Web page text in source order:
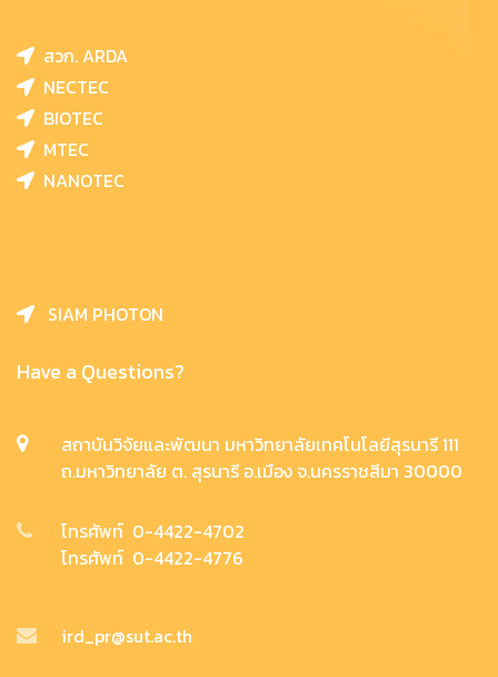
สวก. ARDA
NECTEC
BIOTEC
MTEC
NANOTEC
SIAM PHOTON
Have a Questions?
สถาบันวิจัยและพัฒนา มหาวิทยาลัยเทคโนโลยีสุรนารี 111
ถ.มหาวิทยาลัย ต. สุรนารี อ.เมือง จ.นครราชสีมา 30000
โทรศัพท์ 0-4422-4702
โทรศัพท์ 0-4422-4776
ird_pr@sut.ac.th